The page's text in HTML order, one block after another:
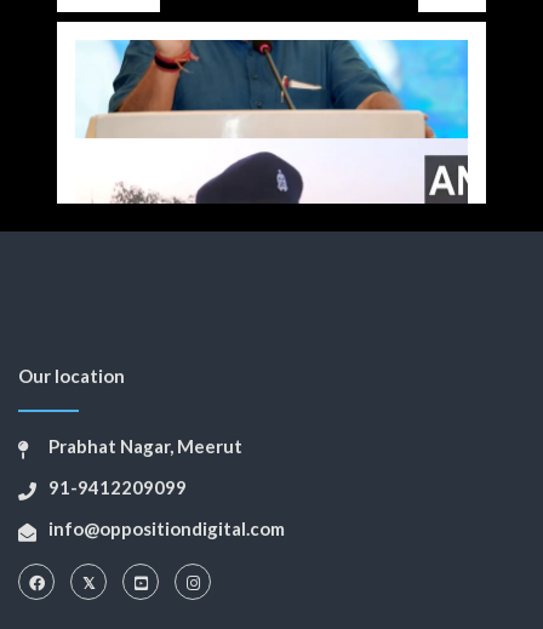
Our location
Prabhat Nagar, Meerut
91-9412209099
info@oppositiondigital.com